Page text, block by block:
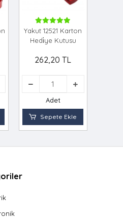
Yakut 12521 Karton
Hedi̇ye Kutusu
262,20 TL
Adet
Sepete Ekle